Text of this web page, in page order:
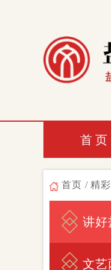
首 页
首页 / 精
讲好
文艺